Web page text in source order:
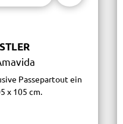
Passepartout ein
x 105 cm.